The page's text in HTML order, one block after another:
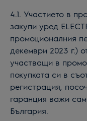
4.1. Участието в
закупи уред
промоционалния
декември 2023 г.)
участващи в
покупката си в
регистрация,
гаранция важи
България.